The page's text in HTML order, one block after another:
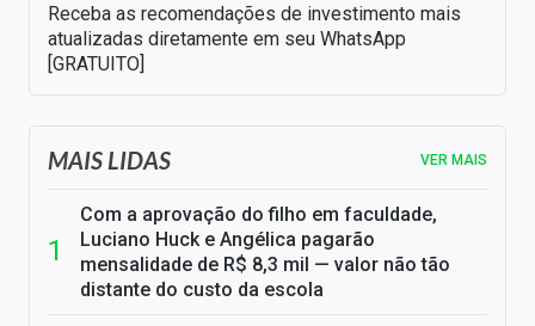
Receba as recomendações de investimento mais
atualizadas diretamente em seu WhatsApp
[GRATUITO]
MAIS LIDAS VER MAIS
Com a aprovação do filho em faculdade,
Luciano Huck e Angélica pagarão
mensalidade de R$ 8,3 mil — valor não tão
distante do custo da escola